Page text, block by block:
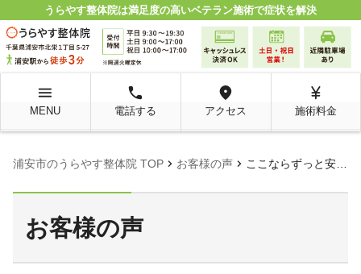
うらやす整体院は満足度の高いベテラン施術で症状を解決
menu
MENU
local_phone
電話する
room
アクセス
currency_yen
施術料金
浦安市のうらやす整体院 TOP chevron_right お客様の声 chevron_right ここならずっと安心して通えるなと思いました。
お客様の声